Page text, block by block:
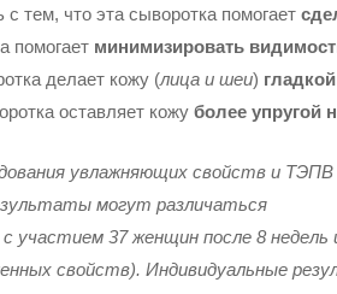
с тем, что эта сыворотка помогает
помогает минимизировать
делает кожу (лица и шеи)
оставляет кожуболее упругой
увлажняющих свойств и
могут различаться
участием 37 женщин после 8 недель
свойств). Индивидуальные